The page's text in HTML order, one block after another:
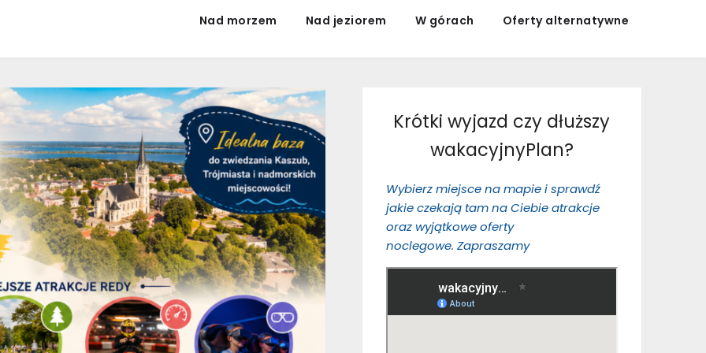
Nad morzem Nad jeziorem W górach Oferty alternatywne
Krótki wyjazd czy dłuższy
wakacyjnyPlan?
Wybierz miejsce na mapie i sprawdź
jakie czekają tam na Ciebie atrakcje
oraz wyjątkowe oferty
noclegowe. Zapraszamy